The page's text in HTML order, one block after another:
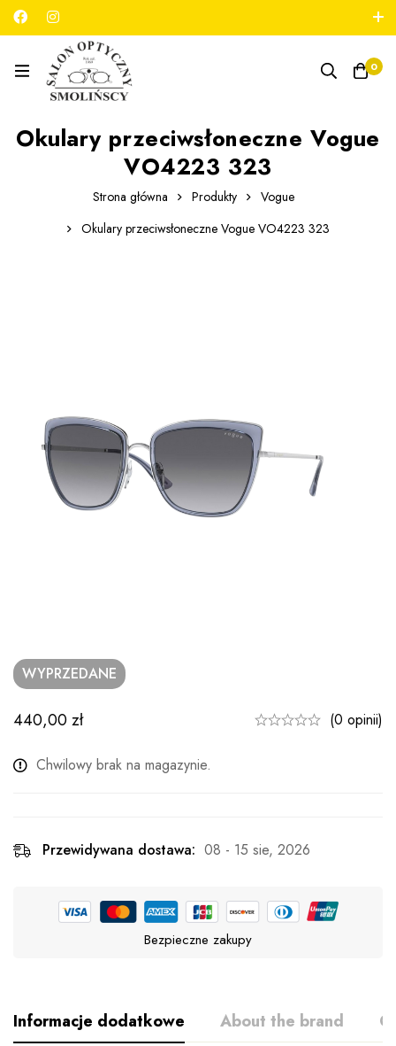
789 180 706
0
Okulary przeciwsłoneczne Vogue
VO4223 323
Strona główna Produkty
Vogue
Okulary przeciwsłoneczne Vogue VO4223 323
WYPRZEDANE
440,00zł (0 opinii)
Chwilowy brak na magazynie.
Przewidywana dostawa: 08 - 15 sie, 2026
Bezpieczne zakupy
Informacje dodatkowe About the brand